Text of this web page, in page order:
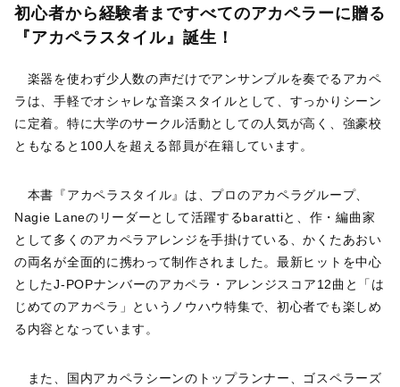
初心者から経験者まですべてのアカペラーに贈る
『アカペラスタイル』誕生！
楽器を使わず少人数の声だけでアンサンブルを奏でるアカペ
ラは、手軽でオシャレな音楽スタイルとして、すっかりシーン
に定着。特に大学のサークル活動としての人気が高く、強豪校
ともなると100人を超える部員が在籍しています。
本書『アカペラスタイル』は、プロのアカペラグループ、
Nagie Laneのリーダーとして活躍するbarattiと、作・編曲家
として多くのアカペラアレンジを手掛けている、かくたあおい
の両名が全面的に携わって制作されました。最新ヒットを中心
としたJ-POPナンバーのアカペラ・アレンジスコア12曲と「は
じめてのアカペラ」というノウハウ特集で、初心者でも楽しめ
る内容となっています。
また、国内アカペラシーンのトップランナー、ゴスペラーズ